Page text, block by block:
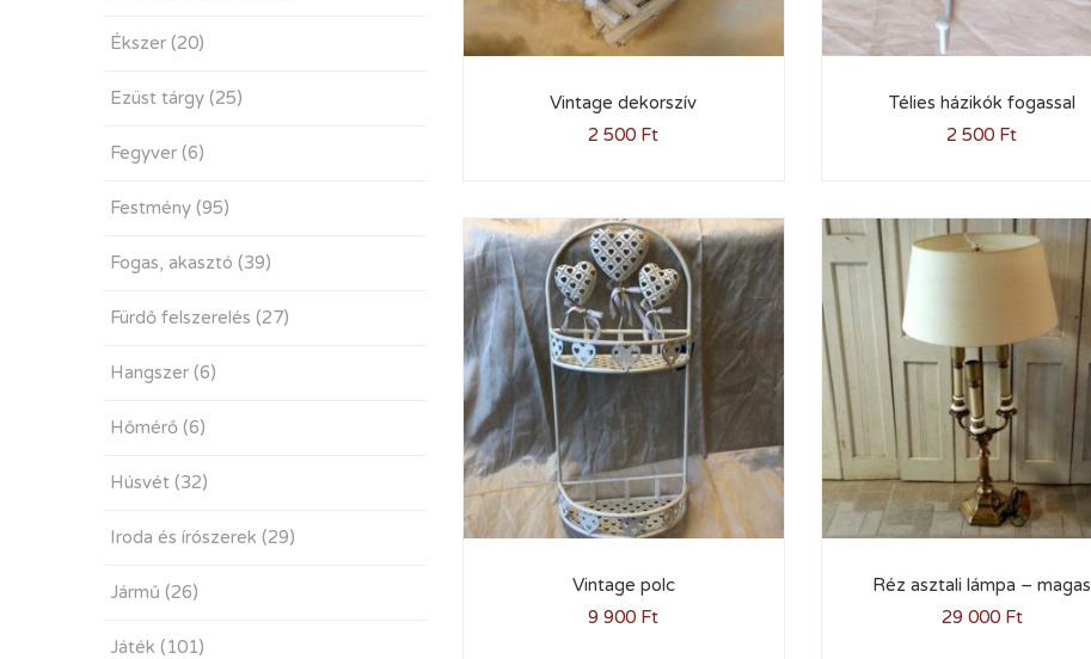
Ékszer (20)
Ezüst tárgy (25)
Fegyver (6)
Festmény (95)
Fogas, akasztó (39)
Fürdő felszerelés (27)
Hangszer (6)
Hőmérő (6)
Húsvét (32)
Iroda és írószerek (29)
Jármű (26)
Játék (101)
Vintage dekorszív
2 500 Ft
Télies házikók fogassal
2 500 Ft
Vintage polc
9 900 Ft
Réz asztali lámpa – magas
29 000 Ft